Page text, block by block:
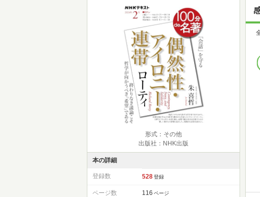
形式：その他
出版社：NHK出版
本の詳細
登録数 528 登録
ページ数 116 ページ